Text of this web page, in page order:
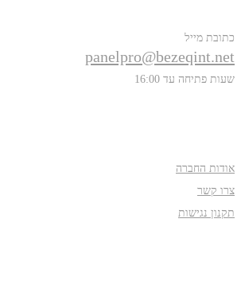
כתובת מייל
panelpro@bezeqint.net
שעות פתיחה עד 16:00
אודות החברה
צרו קשר
תקנון נגישות